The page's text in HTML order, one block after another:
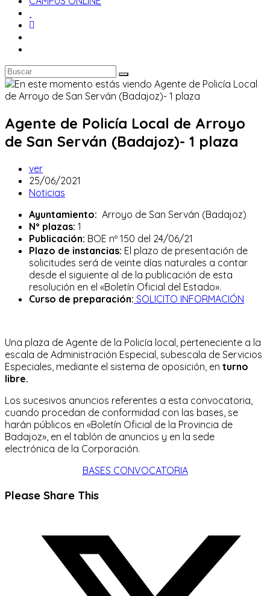
Agente de Policía Local de Arroyo
de San Serván (Badajoz)- 1 plaza
Autor
de
la
ver
Publicación
de
entrada:
25/06/2021
Categoría
la
entrada:
Noticias
Ayuntamiento: Arroyo de San Serván (Badajoz)
Nº plazas: 1
Publicación: BOE nº 150 del 24/06/21
Plazo de instancias: El plazo de presentación de
solicitudes será de veinte días naturales a contar
desde el siguiente al de la publicación de esta
resolución en el «Boletín Oficial del Estado».
Curso de preparación: SOLICITO INFORMACIÓN
Una plaza de Agente de la Policía local, perteneciente a la
escala de Administración Especial, subescala de Servicios
Especiales, mediante el sistema de oposición, en turno
libre.
Los sucesivos anuncios referentes a esta convocatoria,
cuando procedan de conformidad con las bases, se
harán públicos en «Boletín Oficial de la Provincia de
Badajoz», en el tablón de anuncios y en la sede
electrónica de la Corporación.
BASES CONVOCATORIA
Please Share ThisCompartir